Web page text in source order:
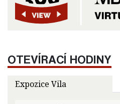
OTEVÍRACÍ HODINY
Expozice Vila